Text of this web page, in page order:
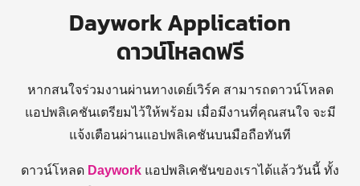
Daywork Application
ดาวน์โหลดฟรี
หากสนใจร่วมงานผ่านทางเดย์เวิร์ค สามารถดาวน์โหลด
แอปพลิเคชันเตรียมไว้ให้พร้อม เมื่อมีงานที่คุณสนใจ จะมี
แจ้งเตือนผ่านแอปพลิเคชันบนมือถือทันที
ดาวน์โหลด Daywork แอปพลิเคชันของเราได้แล้ววันนี้ ทั้ง